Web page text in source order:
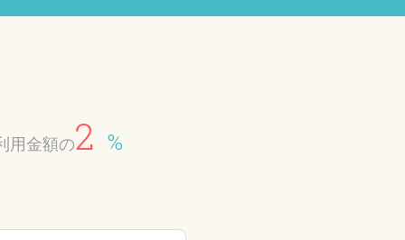
用金額の2 %